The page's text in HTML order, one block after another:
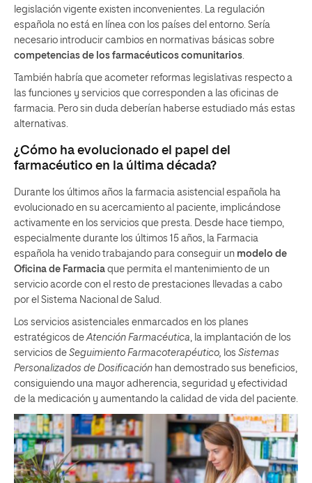
legislación vigente existen inconvenientes. La regulación
española no está en línea con los países del entorno. Sería
necesario introducir cambios en normativas básicas sobre
competencias de los farmacéuticos comunitarios
También habría que acometer reformas legislativas respecto a
las funciones y servicios que corresponden a las oficinas de
farmacia. Pero sin duda deberían haberse estudiado más estas
alternativas.
¿Cómo ha evolucionado el papel del
farmacéutico en la última década?
Durante los últimos años la farmacia asistencial española ha
evolucionado en su acercamiento al paciente, implicándose
activamente en los servicios que presta. Desde hace tiempo,
especialmente durante los últimos 15 años, la Farmacia
española ha venido trabajando para conseguir un modelo de
Oficina de Farmacia que permita el mantenimiento de un
servicio acorde con el resto de prestaciones llevadas a cabo
por el Sistema Nacional de Salud.
Los servicios asistenciales enmarcados en los planes
estratégicos de Atención Farmacéutica , la implantación de los
servicios de Seguimiento Farmacoterapéutico, los Sistemas
Personalizados de Dosificación han demostrado sus beneficios,
consiguiendo una mayor adherencia, seguridad y efectividad
de la medicación y aumentando la calidad de vida del paciente.